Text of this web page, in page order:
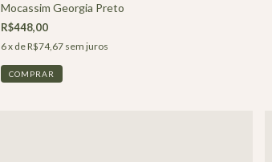
Mocassim Georgia Preto
R$448,00
6x deR$74,67 sem juros
COMPRAR